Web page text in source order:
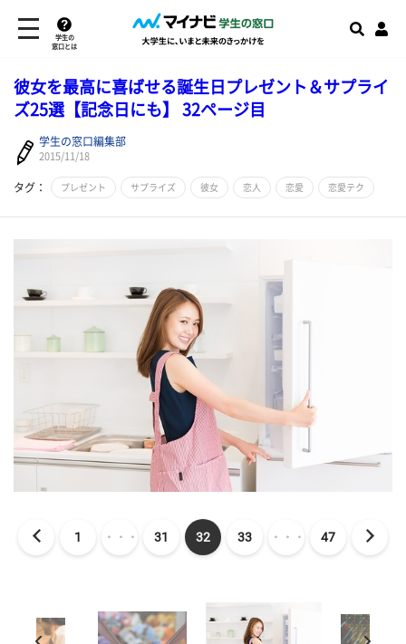
学生の
窓口とは
彼女を最高に喜ばせる誕生日プレゼント＆サプライ
ズ25選【記念日にも】 32ページ目
学生の窓口編集部
2015/11/18
タグ： プレゼント サプライズ 彼女 恋人 恋愛 恋愛テク
1 ・・・ 31 32 33 ・・・ 47